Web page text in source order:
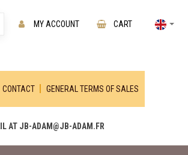
MY ACCOUNT CART
CONTACT GENERAL TERMS OF SALES
AT JB-ADAM@JB-ADAM.FR